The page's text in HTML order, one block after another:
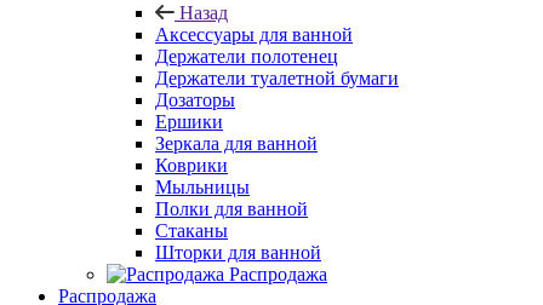
Назад
Аксессуары для ванной
Держатели полотенец
Держатели туалетной бумаги
Дозаторы
Ершики
Зеркала для ванной
Коврики
Мыльницы
Полки для ванной
Стаканы
Шторки для ванной
Распродажа
Распродажа